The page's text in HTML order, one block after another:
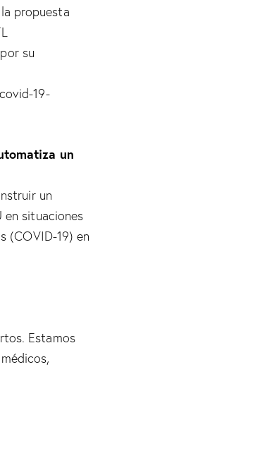
propuesta
su
19-
un
un
en situaciones
(COVID-19) en
Estamos